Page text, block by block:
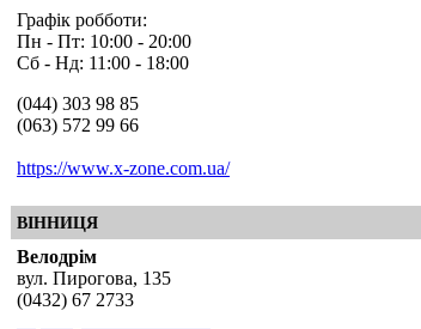
Графік робботи:
Пн - Пт: 10:00 - 20:00
Сб - Нд: 11:00 - 18:00
(044) 303 98 85
(063) 572 99 66
https://www.x-zone.com.ua/
ВІННИЦЯ
Велодрім
вул. Пирогова, 135
(0432) 67 2733